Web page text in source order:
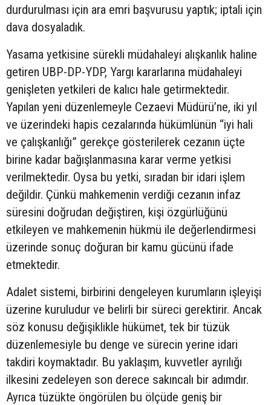
durdurulması için ara emri başvurusu yaptık; iptali için
dava dosyaladık.
Yasama yetkisine sürekli müdahaleyi alışkanlık haline
getiren UBP-DP-YDP, Yargı kararlarına müdahaleyi
genişleten yetkileri de kalıcı hale getirmektedir.
Yapılan yeni düzenlemeyle Cezaevi Müdürü’ne, iki yıl
ve üzerindeki hapis cezalarında hükümlünün “iyi hali
ve çalışkanlığı” gerekçe gösterilerek cezanın üçte
birine kadar bağışlanmasına karar verme yetkisi
verilmektedir. Oysa bu yetki, sıradan bir idari işlem
değildir. Çünkü mahkemenin verdiği cezanın infaz
süresini doğrudan değiştiren, kişi özgürlüğünü
etkileyen ve mahkemenin hükmü ile değerlendirmesi
üzerinde sonuç doğuran bir kamu gücünü ifade
etmektedir.
Adalet sistemi, birbirini dengeleyen kurumların işleyişi
üzerine kuruludur ve belirli bir süreci gerektirir. Ancak
söz konusu değişiklikle hükümet, tek bir tüzük
düzenlemesiyle bu denge ve sürecin yerine idari
takdiri koymaktadır. Bu yaklaşım, kuvvetler ayrılığı
ilkesini zedeleyen son derece sakıncalı bir adımdır.
Ayrıca tüzükte öngörülen bu ölçüde geniş bir